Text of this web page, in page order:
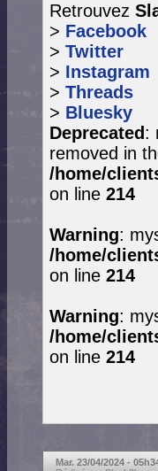
Retrouvez
> Facebook
> Twitter
> Instagram
> Threads
> Bluesky
Deprecated:
removed in
/home/
on line 214
Warning:
/home/
on line 214
Warning:
/home/
on line 214
Mar. 23/04/2024 -